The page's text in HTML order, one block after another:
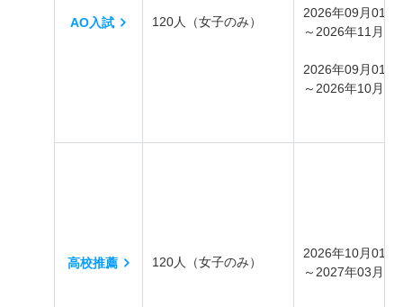
AO入試 120人（女子のみ）
2026年09月01日
～2026年11月30
2026年09月01日
～2026年10月07
高校推薦 120人（女子のみ）
2026年10月01日
～2027年03月31